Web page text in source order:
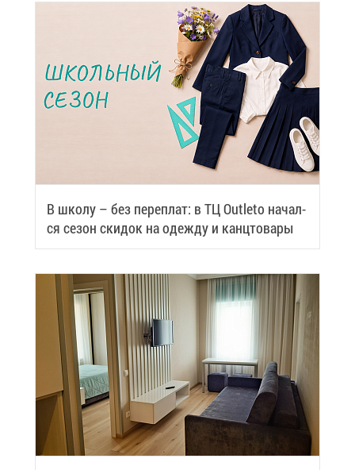
В шко­лу – без пе­ре­плат: в ТЦ Outleto на­чал­
ся се­зон ски­док на одеж­ду и канц­то­ва­ры